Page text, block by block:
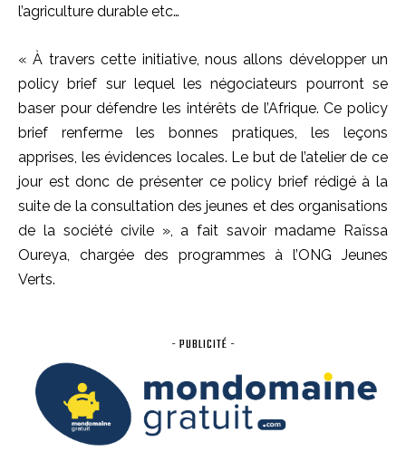
l’agriculture durable etc…
« À travers cette initiative, nous allons développer un
policy brief sur lequel les négociateurs pourront se
baser pour défendre les intérêts de l’Afrique. Ce policy
brief renferme les bonnes pratiques, les leçons
apprises, les évidences locales. Le but de l’atelier de ce
jour est donc de présenter ce policy brief rédigé à la
suite de la consultation des jeunes et des organisations
de la société civile », a fait savoir madame Raïssa
Oureya, chargée des programmes à l’ONG Jeunes
Verts.
- PUBLICITÉ -